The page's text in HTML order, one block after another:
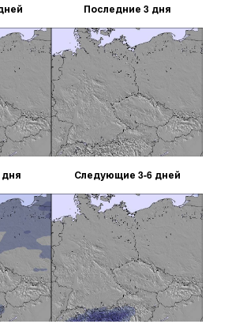
Последние 3 дня
Следующие 3-6 дней